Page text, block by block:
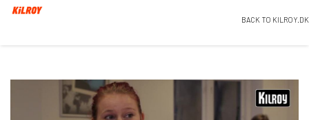
BACK TO KILROY.DK